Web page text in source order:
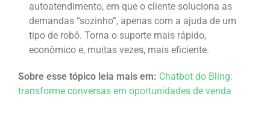
autoatendimento, em que o cliente soluciona as
demandas “sozinho”, apenas com a ajuda de um
tipo de robô. Torna o suporte mais rápido,
econômico e, muitas vezes, mais eficiente.
Sobre esse tópico leia mais em: Chatbot do Bling:
transforme conversas em oportunidades de venda